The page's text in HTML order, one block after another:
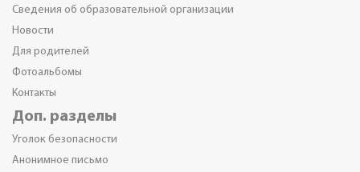
Сведения об образовательной организации
Новости
Для родителей
Фотоальбомы
Контакты
Доп. разделы
Уголок безопасности
Анонимное письмо